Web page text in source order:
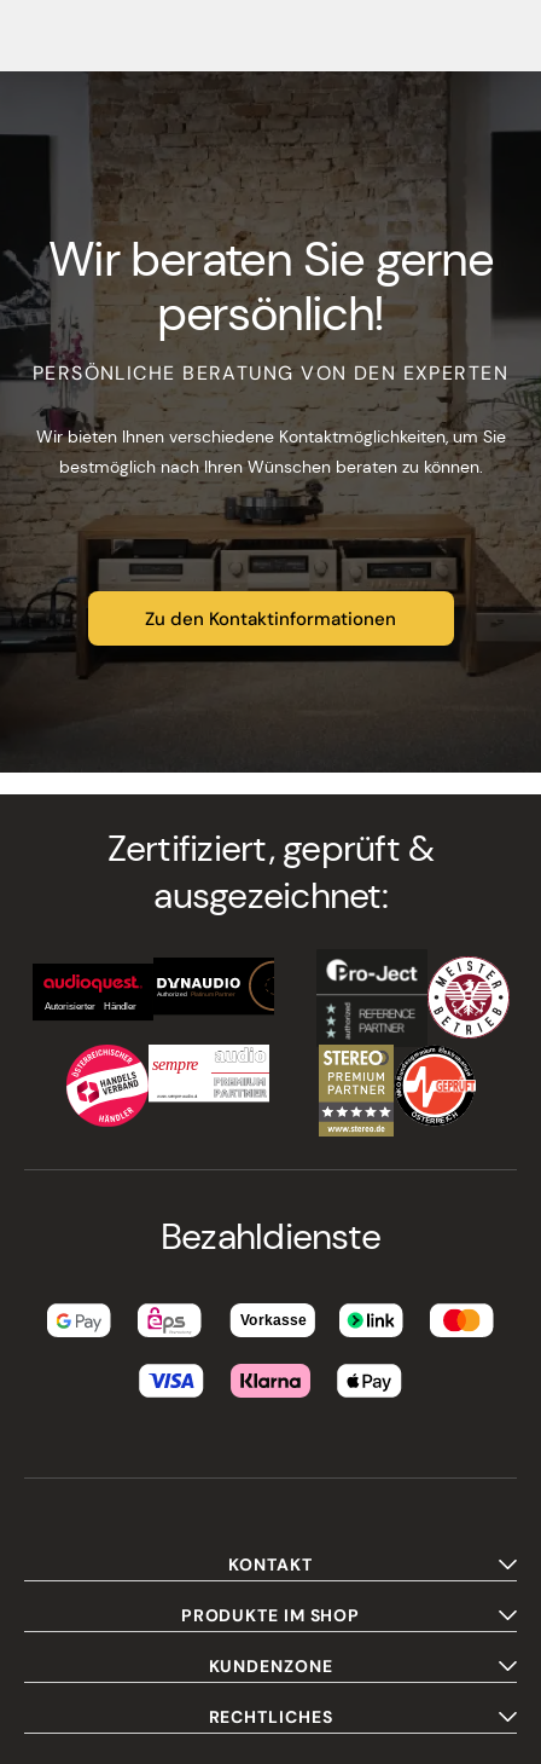
Wir beraten Sie gerne
persönlich!
PERSÖNLICHE BERATUNG VON DEN EXPERTEN
Wir bieten Ihnen verschiedene Kontaktmöglichkeiten, um Sie
bestmöglich nach Ihren Wünschen beraten zu können.
Zu den Kontaktinformationen
Zertifiziert, geprüft &
ausgezeichnet:
Bezahldienste
KONTAKT
PRODUKTE IM SHOP
KUNDENZONE
RECHTLICHES